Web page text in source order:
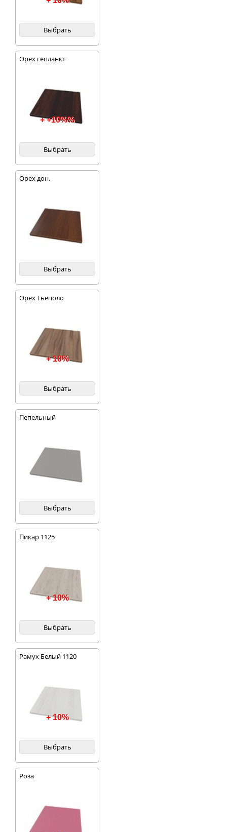
Выбрать
Орех гепланкт
+ +10%%
Выбрать
Орех дон.
Выбрать
Орех Тьеполо
+ 10%
Выбрать
Пепельный
Выбрать
Пикар 1125
+ 10%
Выбрать
Рамух Белый 1120
+ 10%
Выбрать
Роза